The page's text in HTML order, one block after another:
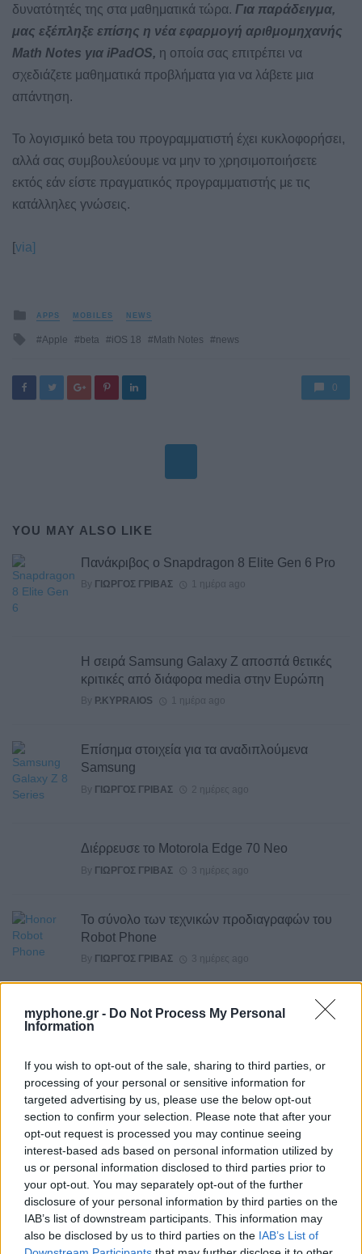
myphone.gr - Do Not Process My Personal
Information
If you wish to opt-out of the sale, sharing to third parties, or
processing of your personal or sensitive information for
targeted advertising by us, please use the below opt-out
section to confirm your selection. Please note that after your
opt-out request is processed you may continue seeing
interest-based ads based on personal information utilized by
us or personal information disclosed to third parties prior to
your opt-out. You may separately opt-out of the further
disclosure of your personal information by third parties on the
IAB’s list of downstream participants. This information may
also be disclosed by us to third parties on the IAB’s List of
δυνατότητές της στα μαθηματικά τώρα. Για παράδειγμα,
μας εξέπληξε επίσης η νέα εφαρμογή αριθμομηχανής
Math Notes για iPadOS, η οποία σας επιτρέπει να
σχεδιάζετε μαθηματικά προβλήματα για να λάβετε μια
απάντηση.
Το λογισμικό beta του προγραμματιστή έχει κυκλοφορήσει,
αλλά σας συμβουλεύουμε να μην το χρησιμοποιήσετε
εκτός εάν είστε πραγματικός προγραμματιστής με τις
κατάλληλες γνώσεις.
[via]
Posted
APPS MOBILES NEWS
Tagged
Apple beta iOS 18 Math Notes news
0
YOU MAY ALSO LIKE
Πανάκριβος ο Snapdragon 8 Elite Gen 6 Pro
By ΓΙΏΡΓΟΣ ΓΡΊΒΑΣ 1 ημέρα ago
Η σειρά Samsung Galaxy Z αποσπά θετικές
κριτικές από διάφορα media στην Ευρώπη
By P.KYPRAIOS 1 ημέρα ago
Επίσημα στοιχεία για τα αναδιπλούμενα
Samsung
By ΓΙΏΡΓΟΣ ΓΡΊΒΑΣ 2 ημέρες ago
Διέρρευσε το Motorola Edge 70 Neo
By ΓΙΏΡΓΟΣ ΓΡΊΒΑΣ 3 ημέρες ago
Το σύνολο των τεχνικών προδιαγραφών του
Robot Phone
By ΓΙΏΡΓΟΣ ΓΡΊΒΑΣ 3 ημέρες ago
ByΓΙΏΡΓΟΣ ΓΡΊΒΑΣ 4 ημέρες ago
Σε εντυπωσιακή απόχρωση “Dune” το Pixel 11
Pro XL
ΓΙΏΡΓΟΣ ΓΡΊΒΑΣ
Motorola: ετοιμάζει δυναμική επιστροφή στα
smartwatches
By ΓΙΏΡΓΟΣ ΓΡΊΒΑΣ 5 ημέρες ago
Η πιο ταξιδιάρικη βαλίτσα του φετινού